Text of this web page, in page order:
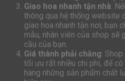
Giao hoa nhanh tận nhà:
thông qua hệ thống website
giao hoa nhanh tận nơi, bạn
mẫu, nhân viên của shop sẽ
cầu của bạn.
Giá thành phải chăng:
tối ưu rất nhiều chi phí, để
hàng những sản phẩm chất